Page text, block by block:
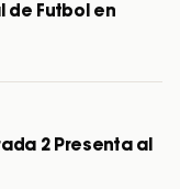
de Futbol en
2 Presenta al